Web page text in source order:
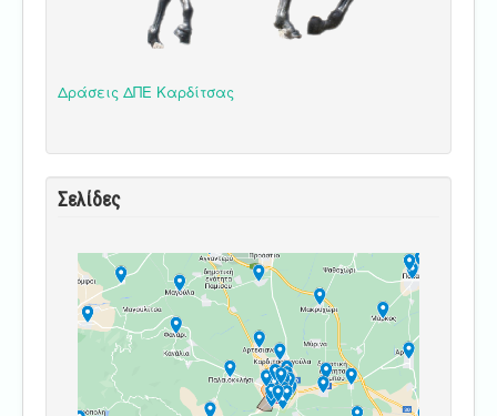
Δράσεις ΔΠΕ Καρδίτσας
Σελίδες